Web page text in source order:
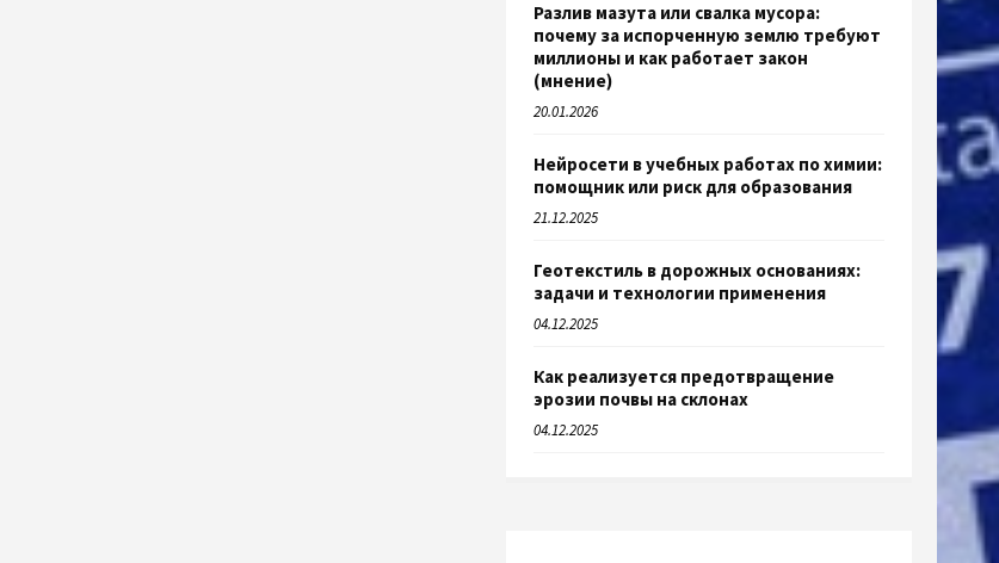
Разлив мазута или свалка мусора:
почему за испорченную землю требуют
миллионы и как работает закон
(мнение)
20.01.2026
Нейросети в учебных работах по химии:
помощник или риск для образования
21.12.2025
Геотекстиль в дорожных основаниях:
задачи и технологии применения
04.12.2025
Как реализуется предотвращение
эрозии почвы на склонах
04.12.2025